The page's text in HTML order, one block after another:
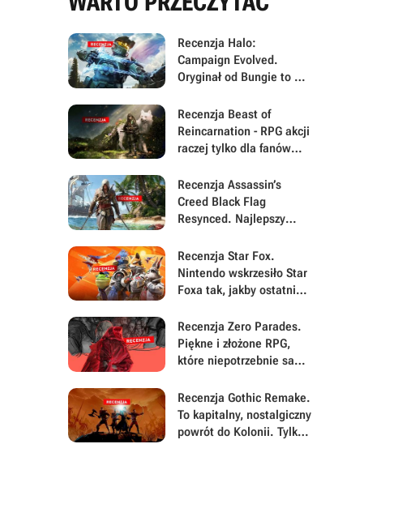
Recenzja Halo:
Campaign Evolved.
Oryginał od Bungie to w
gra, ale Halo Studios jej
chyba nie rozumie
Recenzja Beast of
Reincarnation - RPG akcji
raczej tylko dla fanów
połowie twórcy
zapomnieli o największej
sile swojej gry
Recenzja Assassin’s
Creed Black Flag
Resynced. Najlepszy
prostu stary Assassyn w
nowym, pięknym
wydaniu
Recenzja Star Fox.
Nintendo wskrzesiło Star
Foxa tak, jakby ostatnie
nie wydarzyło
Recenzja Zero Parades.
Piękne i złożone RPG,
które niepotrzebnie samo
Recenzja Gothic Remake.
To kapitalny, nostalgiczny
powrót do Kolonii. Tylko